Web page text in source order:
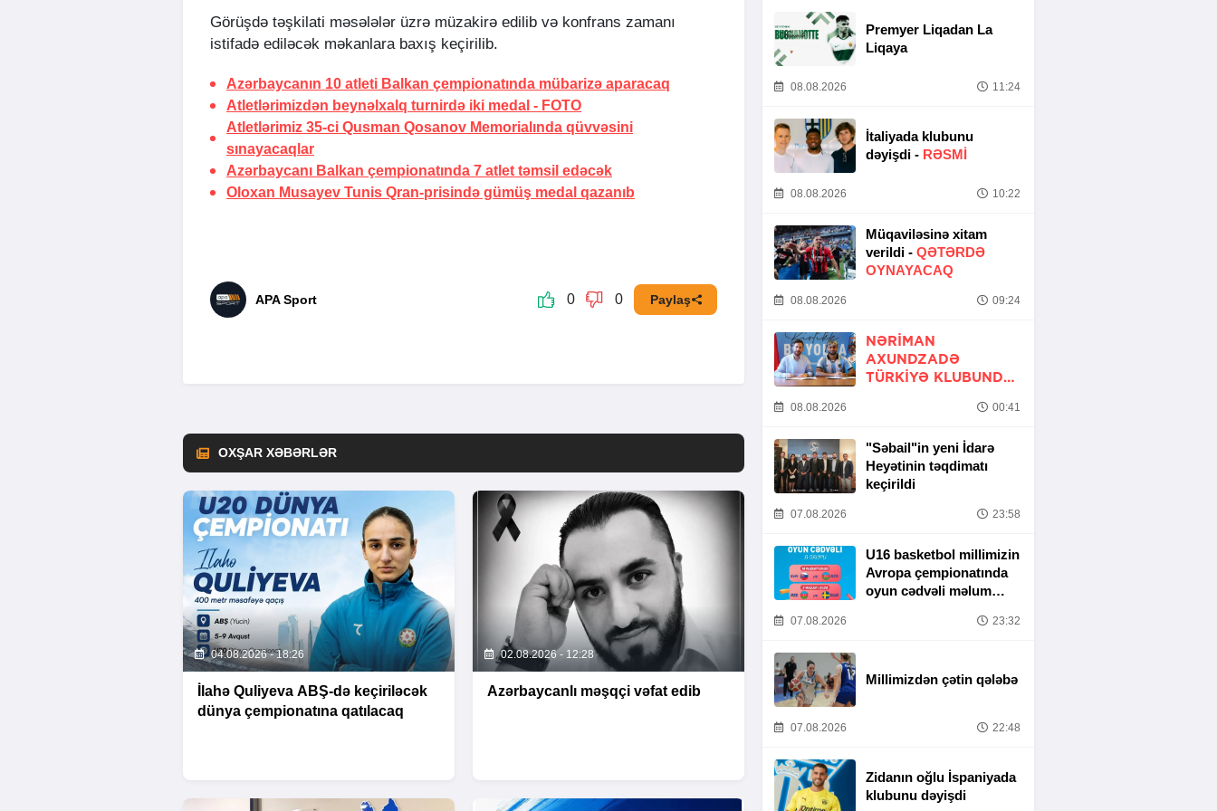
Görüşdə təşkilati məsələlər üzrə müzakirə edilib və konfrans zamanı
istifadə ediləcək məkanlara baxış keçirilib.
Azərbaycanın 10 atleti Balkan çempionatında mübarizə aparacaq
Atletlərimizdən beynəlxalq turnirdə iki medal - FOTO
Atletlərimiz 35-ci Qusman Qosanov Memorialında qüvvəsini
sınayacaqlar
Azərbaycanı Balkan çempionatında 7 atlet təmsil edəcək
Oloxan Musayev Tunis Qran-prisində gümüş medal qazanıb
APA Sport 0 0 Paylaş
OXŞAR XƏBƏRLƏR
04.08.2026 - 18:26
İlahə Quliyeva ABŞ-də keçiriləcək
dünya çempionatına qatılacaq
02.08.2026 - 12:28
Azərbaycanlı məşqçi vəfat edib
Premyer Liqadan La
Liqaya
08.08.2026 11:24
İtaliyada klubunu
dəyişdi - RƏSMİ
08.08.2026 10:22
Müqaviləsinə xitam
verildi - QƏTƏRDƏ
OYNAYACAQ
08.08.2026 09:24
NƏRIMAN
AXUNDZADƏ
TÜRKIYƏ KLUBUNDA
08.08.2026 00:41
"Səbail"in yeni İdarə
Heyətinin təqdimatı
keçirildi
07.08.2026 23:58
U16 basketbol millimizin
Avropa çempionatında
oyun cədvəli məlum
07.08.2026 23:32
Millimizdən çətin qələbə
07.08.2026 22:48
Zidanın oğlu İspaniyada
klubunu dəyişdi